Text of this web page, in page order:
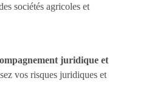
sociétés agricoles et
juridique et
vos risques juridiques et